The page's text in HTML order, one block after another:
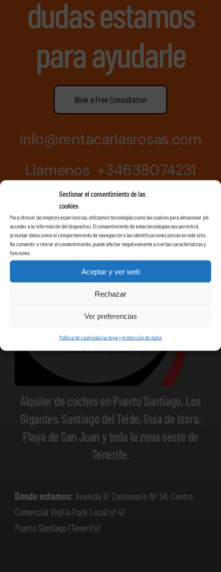
Gestionar el consentimiento de las
cookies
Para ofrecer las mejores experiencias, utilizamos tecnologías como las cookies para almacenar y/o
acceder a la información del dispositivo. El consentimiento de estas tecnologías nos permitirá
procesar datos como el comportamiento de navegación o las identificaciones únicas en este sitio.
No consentir o retirar el consentimiento, puede afectar negativamente a ciertas características y
funciones.
Aceptar y ver web
Rechazar
Ver preferencias
Política de cookiesAviso legal y protección de datos
dudas estamos
para ayudarle
Book a Free Consultation
info@rentacarlasrosas.com
Llamenos +34638074231
Alquiler de coches en Puerto Santiago, Los
Gigantes, Santiago del Teide, Guía de Isora,
Playa de San Juan y toda la zona oeste de
Tenerife.
Dónde estamos: Avenida 5º Centenario Nº 58, Centro
Comercial Vigilia Park Local nº 41
Puerto Santiago (Tenerife)